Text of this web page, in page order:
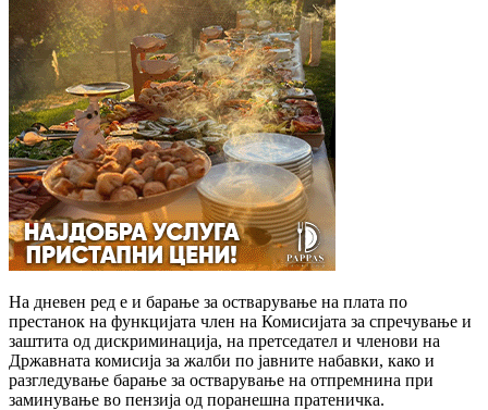
На дневен ред е и барање за остварување на плата по
престанок на функцијата член на Комисијата за спречување и
заштита од дискриминација, на претседател и членови на
Државната комисија за жалби по јавните набавки, како и
разгледување барање за остварување на отпремнина при
заминување во пензија од поранешна пратеничка.